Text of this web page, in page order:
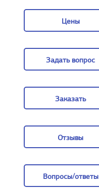
Цены
Задать вопрос
Заказать
Отзывы
Вопросы/ответы